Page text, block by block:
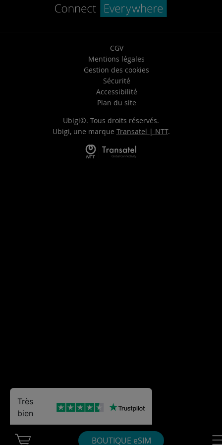
BOUTIQUE eSIM
CGV
Mentions légales
Gestion des cookies
Sécurité
Accessibilité
Plan du site
Ubigi©. Tous droits réservés.
Ubigi, une marque Transatel | NTT.
Très
bien